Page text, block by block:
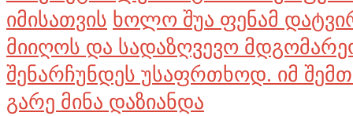
იმისათვის ხოლო შუა ფენამ
მიიღოს და სადაზღვევო
შენარჩუნდეს უსაფრთხოდ. იმ
გარე მინა დაზიანდა